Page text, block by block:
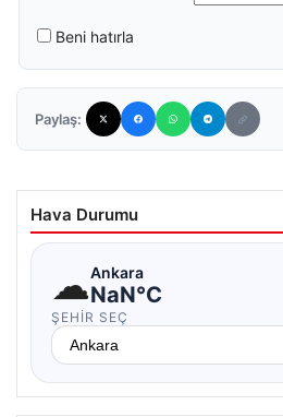
Beni hatırla
Paylaş:
Hava Durumu
☁Ankara
NaN°C
ŞEHIR SEÇ